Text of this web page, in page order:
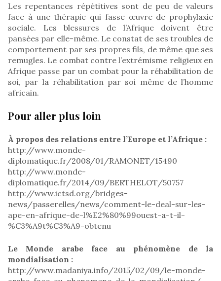
Les repentances répétitives sont de peu de valeurs
face à une thérapie qui fasse œuvre de prophylaxie
sociale. Les blessures de l’Afrique doivent être
pansées par elle-même. Le constat de ses troubles de
comportement par ses propres fils, de même que ses
remugles. Le combat contre l’extrémisme religieux en
Afrique passe par un combat pour la réhabilitation de
soi, par la réhabilitation par soi même de l’homme
africain.
Pour aller plus loin
À propos des relations entre l’Europe et l’Afrique :
http://www.monde-
diplomatique.fr/2008/01/RAMONET/15490
http://www.monde-
diplomatique.fr/2014/09/BERTHELOT/50757
http://www.ictsd.org/bridges-
news/passerelles/news/comment-le-deal-sur-les-
ape-en-afrique-de-l%E2%80%99ouest-a-t-il-
%C3%A9t%C3%A9-obtenu
Le Monde arabe face au phénomène de la
mondialisation :
http://www.madaniya.info/2015/02/09/le-monde-